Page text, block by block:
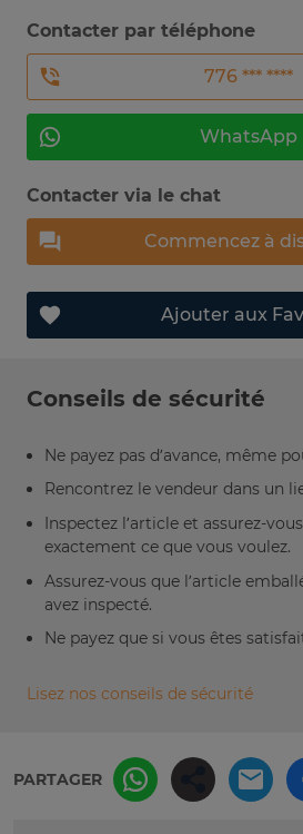
Contacter par téléphone
776 *** ****
WhatsApp
Contacter via le chat
Commencez à
Ajouter aux
Conseils de sécurité
Ne payez pas d’avance, même
Rencontrez le vendeur dans un
Inspectez l’article et assurez-
exactement ce que vous voulez.
Assurez-vous que l’article
avez inspecté.
Ne payez que si vous êtes
Lisez nos conseils de sécurité
PARTAGER